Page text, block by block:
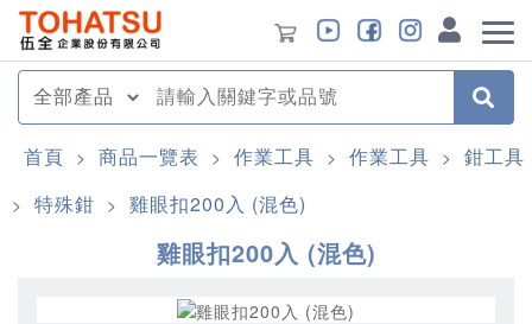
首頁 > 商品一覽表 > 作業工具 > 作業工具 > 鉗工具
> 特殊鉗 > 雞眼扣200入 (混色)
雞眼扣200入 (混色)